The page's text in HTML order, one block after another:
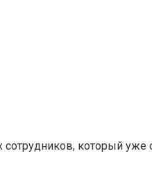
который уже